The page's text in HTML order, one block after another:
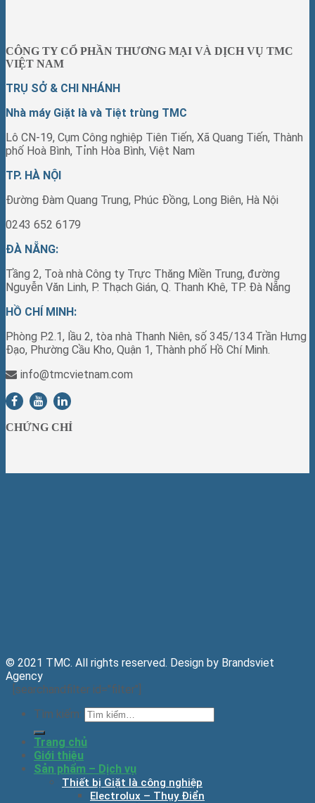
CÔNG TY CỔ PHẦN THƯƠNG MẠI VÀ DỊCH VỤ TMC
VIỆT NAM
TRỤ SỞ & CHI NHÁNH
Nhà máy Giặt là và Tiệt trùng TMC
Lô CN-19, Cụm Công nghiệp Tiên Tiến, Xã Quang Tiến, Thành
phố Hoà Bình, Tỉnh Hòa Bình, Việt Nam
TP. HÀ NỘI
Đường Đàm Quang Trung, Phúc Đồng, Long Biên, Hà Nội
0243 652 6179
ĐÀ NẴNG:
Tầng 2, Toà nhà Công ty Trực Thăng Miền Trung, đường
Nguyễn Văn Linh, P. Thạch Gián, Q. Thanh Khê, TP. Đà Nẵng
HỒ CHÍ MINH:
Phòng P.2.1, lầu 2, tòa nhà Thanh Niên, số 345/134 Trần Hưng
Đạo, Phường Cầu Kho, Quận 1, Thành phố Hồ Chí Minh.
info@tmcvietnam.com
CHỨNG CHỈ
© 2021 TMC. All rights reserved. Design by Brandsviet
Agency
[searchandfilter id="filter"]
Tìm kiếm:
Trang chủ
Giới thiệu
Sản phẩm – Dịch vụ
Thiết bị Giặt là công nghiệp
Electrolux – Thụy Điển